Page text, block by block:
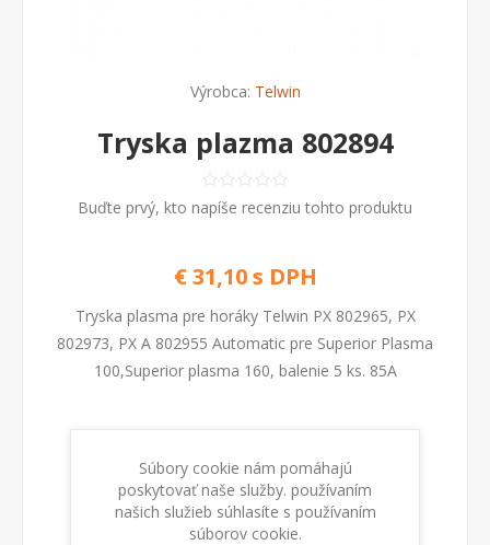
Výrobca: Telwin
Tryska plazma 802894
Buďte prvý, kto napíše recenziu tohto produktu
€ 31,10 s DPH
Tryska plasma pre horáky Telwin PX 802965, PX
802973, PX A 802955 Automatic pre Superior Plasma
100,Superior plasma 160, balenie 5 ks. 85A
PRIDAŤ DO KOŠÍKA
Súbory cookie nám pomáhajú
poskytovať naše služby. používaním
našich služieb súhlasíte s používaním
súborov cookie.